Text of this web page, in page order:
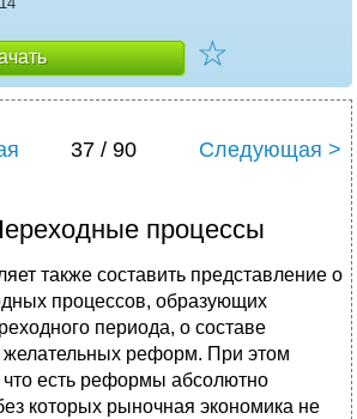
☆
37 / 90 Следующая >
процессы
также составить представление о
процессов, образующих
периода, о составе
реформ. При этом
что есть реформы абсолютно
которых рыночная экономика не